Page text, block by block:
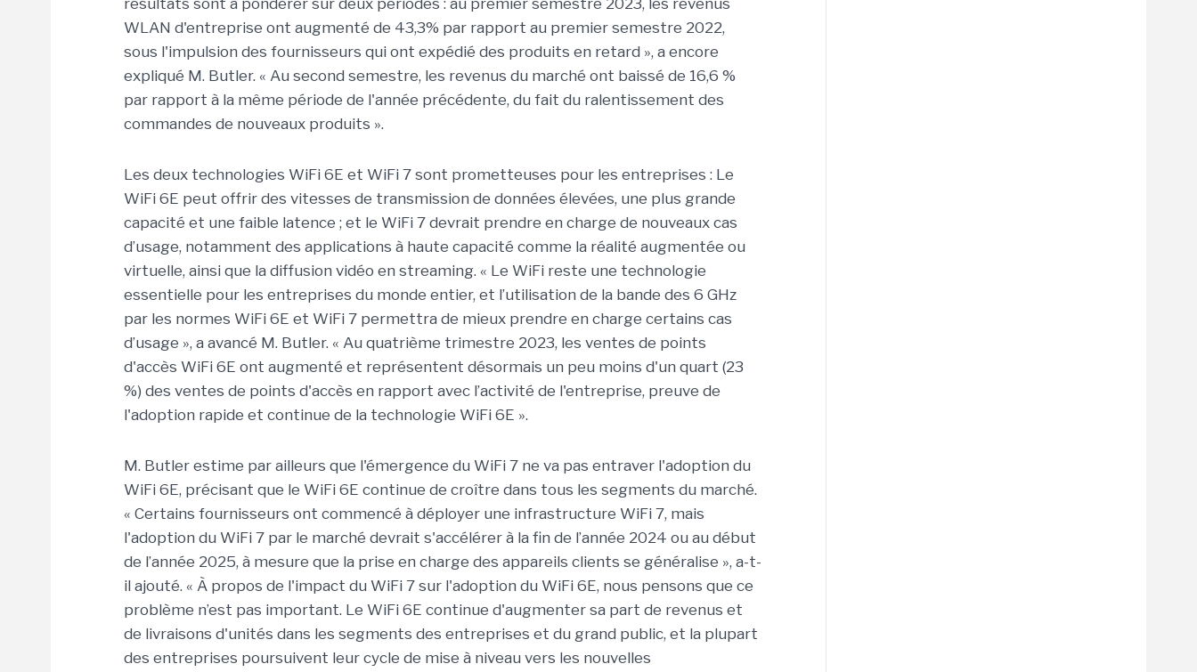
résultats sont à pondérer sur deux périodes : au premier semestre 2023, les revenus
WLAN d'entreprise ont augmenté de 43,3% par rapport au premier semestre 2022,
sous l'impulsion des fournisseurs qui ont expédié des produits en retard », a encore
expliqué M. Butler. « Au second semestre, les revenus du marché ont baissé de 16,6 %
par rapport à la même période de l'année précédente, du fait du ralentissement des
commandes de nouveaux produits ».
Les deux technologies WiFi 6E et WiFi 7 sont prometteuses pour les entreprises : Le
WiFi 6E peut offrir des vitesses de transmission de données élevées, une plus grande
capacité et une faible latence ; et le WiFi 7 devrait prendre en charge de nouveaux cas
d’usage, notamment des applications à haute capacité comme la réalité augmentée ou
virtuelle, ainsi que la diffusion vidéo en streaming. « Le WiFi reste une technologie
essentielle pour les entreprises du monde entier, et l’utilisation de la bande des 6 GHz
par les normes WiFi 6E et WiFi 7 permettra de mieux prendre en charge certains cas
d’usage », a avancé M. Butler. « Au quatrième trimestre 2023, les ventes de points
d'accès WiFi 6E ont augmenté et représentent désormais un peu moins d'un quart (23
%) des ventes de points d'accès en rapport avec l’activité de l'entreprise, preuve de
l'adoption rapide et continue de la technologie WiFi 6E ».
M. Butler estime par ailleurs que l'émergence du WiFi 7 ne va pas entraver l'adoption du
WiFi 6E, précisant que le WiFi 6E continue de croître dans tous les segments du marché.
« Certains fournisseurs ont commencé à déployer une infrastructure WiFi 7, mais
l'adoption du WiFi 7 par le marché devrait s'accélérer à la fin de l’année 2024 ou au début
de l’année 2025, à mesure que la prise en charge des appareils clients se généralise », a-t-
il ajouté. « À propos de l'impact du WiFi 7 sur l'adoption du WiFi 6E, nous pensons que ce
problème n’est pas important. Le WiFi 6E continue d'augmenter sa part de revenus et
de livraisons d'unités dans les segments des entreprises et du grand public, et la plupart
des entreprises poursuivent leur cycle de mise à niveau vers les nouvelles